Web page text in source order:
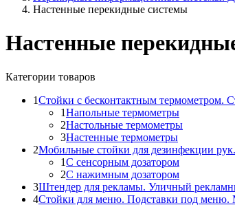
Настенные перекидные системы
Настенные
Категории товаров
1Стойки с бесконтактным термометром.
1Напольные термометры
2Настольные термометры
3Настенные термометры
2Мобильные стойки для дезинфекции
1С сенсорным дозатором
2С нажимным дозатором
3Штендер для рекламы. Уличный
4Стойки для меню. Подставки под меню.